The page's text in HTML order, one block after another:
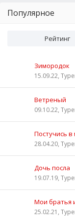
Популярное
Рейтинг
Зимородок
15.09.22,
Ветреный
09.10.22,
Постучись
28.04.20,
Дочь посла
19.07.19,
Мои братья
25.02.21,